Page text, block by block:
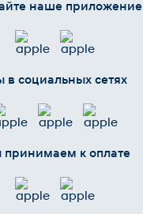
наше приложение
в социальных сетях
к оплате